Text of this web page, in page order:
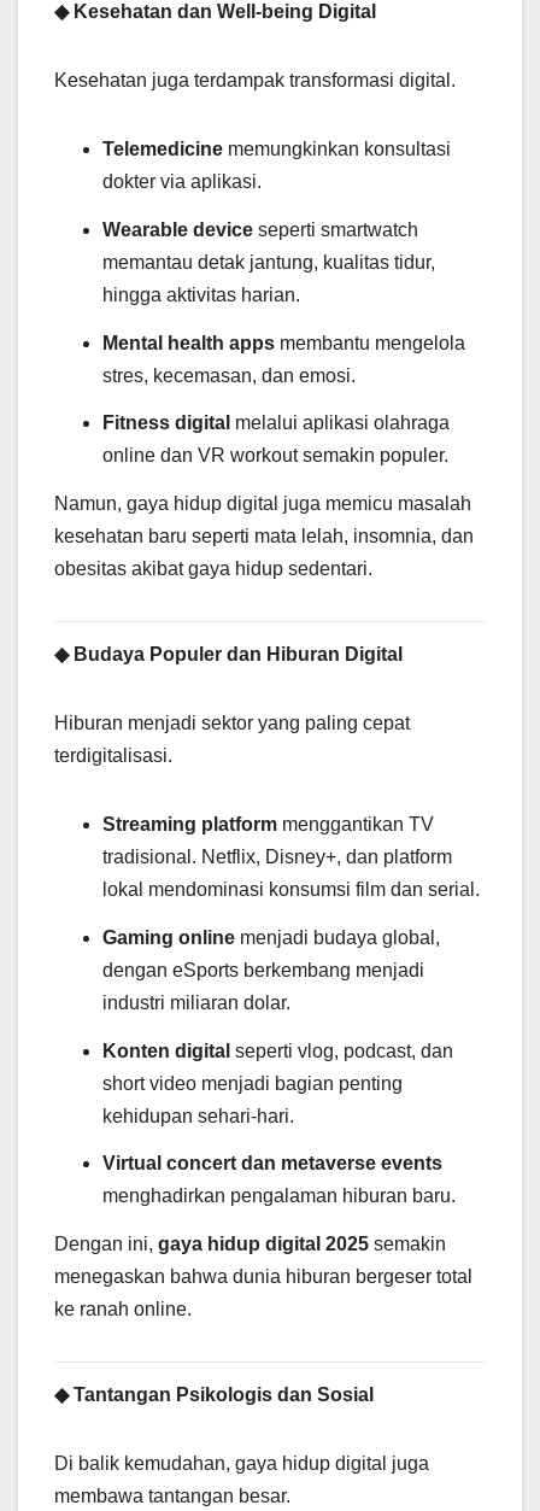
◆ Kesehatan dan Well-being Digital
Kesehatan juga terdampak transformasi digital.
Telemedicine memungkinkan konsultasi
dokter via aplikasi.
Wearable device seperti smartwatch
memantau detak jantung, kualitas tidur,
hingga aktivitas harian.
Mental health apps membantu mengelola
stres, kecemasan, dan emosi.
Fitness digital melalui aplikasi olahraga
online dan VR workout semakin populer.
Namun, gaya hidup digital juga memicu masalah
kesehatan baru seperti mata lelah, insomnia, dan
obesitas akibat gaya hidup sedentari.
◆ Budaya Populer dan Hiburan Digital
Hiburan menjadi sektor yang paling cepat
terdigitalisasi.
Streaming platform menggantikan TV
tradisional. Netflix, Disney+, dan platform
lokal mendominasi konsumsi film dan serial.
Gaming online menjadi budaya global,
dengan eSports berkembang menjadi
industri miliaran dolar.
Konten digital seperti vlog, podcast, dan
short video menjadi bagian penting
kehidupan sehari-hari.
Virtual concert dan metaverse events
menghadirkan pengalaman hiburan baru.
Dengan ini, gaya hidup digital 2025 semakin
menegaskan bahwa dunia hiburan bergeser total
ke ranah online.
◆ Tantangan Psikologis dan Sosial
Di balik kemudahan, gaya hidup digital juga
membawa tantangan besar.